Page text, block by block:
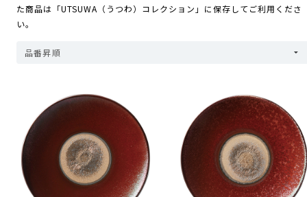
た商品は「UTSUWA（うつわ）コレクション」に保存してご利用くださ
い。